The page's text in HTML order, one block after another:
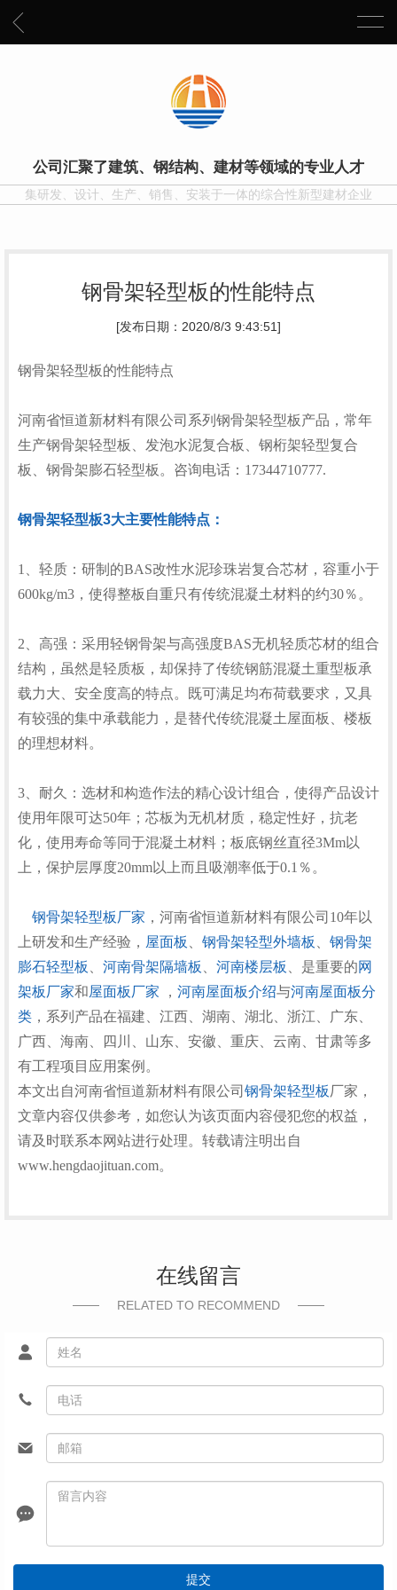
公司汇聚了建筑、钢结构、建材等领域的专业人才
集研发、设计、生产、销售、安装于一体的综合性新型建材企业
钢骨架轻型板的性能特点
[发布日期：2020/8/3 9:43:51]
钢骨架轻型板的性能特点
河南省恒道新材料有限公司系列钢骨架轻型板产品，常年
生产钢骨架轻型板、发泡水泥复合板、钢桁架轻型复合
板、钢骨架膨石轻型板。咨询电话：17344710777.
钢骨架轻型板3大主要性能特点：
1、轻质：研制的BAS改性水泥珍珠岩复合芯材，容重小于
600kg/m3，使得整板自重只有传统混凝土材料的约30％。
2、高强：采用轻钢骨架与高强度BAS无机轻质芯材的组合
结构，虽然是轻质板，却保持了传统钢筋混凝土重型板承
载力大、安全度高的特点。既可满足均布荷载要求，又具
有较强的集中承载能力，是替代传统混凝土屋面板、楼板
的理想材料。
3、耐久：选材和构造作法的精心设计组合，使得产品设计
使用年限可达50年；芯板为无机材质，稳定性好，抗老
化，使用寿命等同于混凝土材料；板底钢丝直径3Mm以
上，保护层厚度20mm以上而且吸潮率低于0.1％。
钢骨架轻型板厂家 ，河南省恒道新材料有限公司10年以
上研发和生产经验， 屋面板 钢骨架轻型外墙板
钢骨架
膨石轻型板
河南骨架隔墙板 河南楼层板 、是重要的网
架板厂家和屋面板厂家 ， 河南屋面板介绍与河南屋面板分
类 ，系列产品在福建、江西、湖南、湖北、浙江、广东、
广西、海南、四川、山东、安徽、重庆、云南、甘肃等多
有工程项目应用案例。
本文出自河南省恒道新材料有限公司 钢骨架轻型板厂家，
文章内容仅供参考，如您认为该页面内容侵犯您的权益，
请及时联系本网站进行处理。转载请注明出自
www.hengdaojituan.com。
在线留言
RELATED TO RECOMMEND
提交